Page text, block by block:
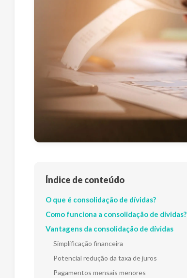
Índice de conteúdo
O que é consolidação de dívidas?
Como funciona a consolidação de dívidas?
Vantagens da consolidação de dívidas
Simplificação financeira
Potencial redução da taxa de juros
Pagamentos mensais menores